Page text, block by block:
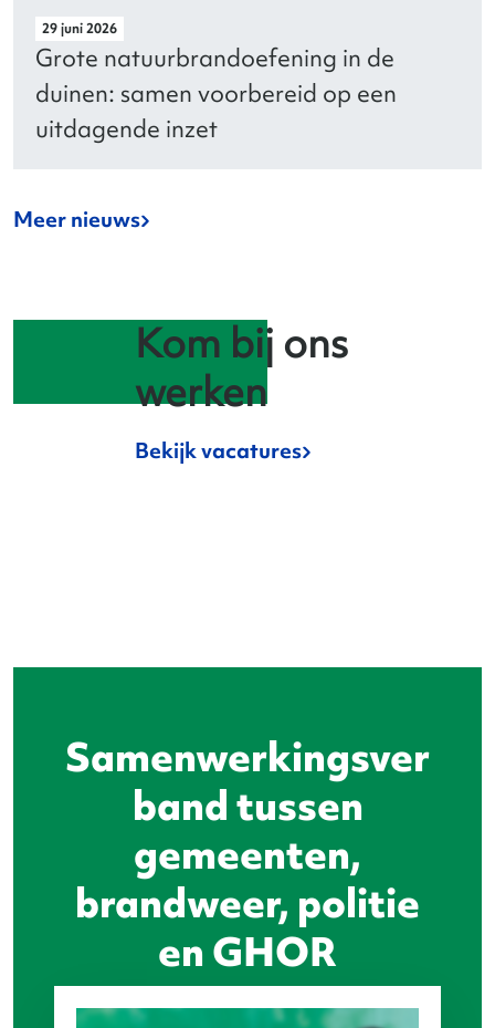
Grote natuurbrandoefening in de
duinen: samen voorbereid op een
uitdagende inzet
29 juni 2026
Meer nieuws
Kom bij ons
werken
Bekijk vacatures
Samenwerkingsver
band tussen
gemeenten,
brandweer, politie
en GHOR